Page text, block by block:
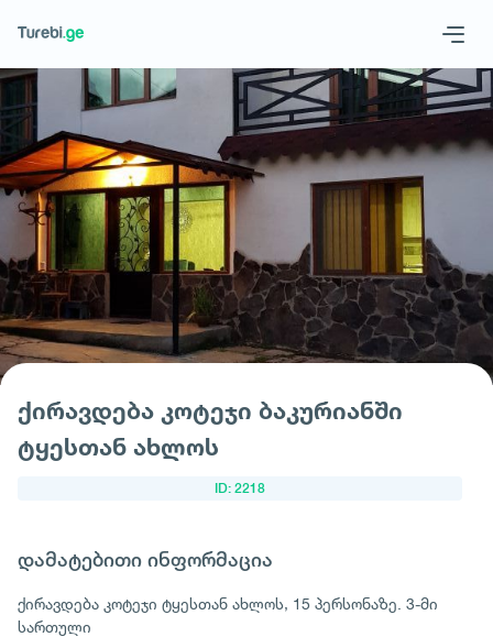
Geo Eng
მოითხოვე სასტუმრო
ქირავდება კოტეჯი ბაკურიანში
ტყესთან ახლოს
ID: 2218
დამატებითი ინფორმაცია
ქირავდება კოტეჯი ტყესთან ახლოს, 15 პერსონაზე. 3-მი
სართული